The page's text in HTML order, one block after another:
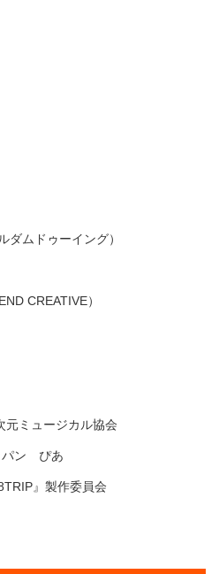
ダムドゥーイング）
CREATIVE）
元ミュージカル協会
パン ぴあ
』製作委員会